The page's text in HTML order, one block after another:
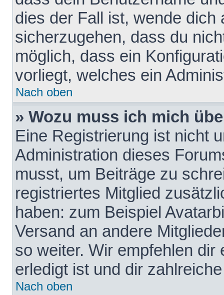
dies der Fall ist, wende dich
sicherzugehen, dass du
möglich, dass ein
vorliegt, welches ein
Nach oben
» Wozu muss ich mich
Eine Registrierung ist nicht
Administration dieses
musst, um Beiträge zu
registriertes Mitglied
haben: zum Beispiel
Versand an andere
so weiter. Wir empfehlen
erledigt ist und dir
Nach oben